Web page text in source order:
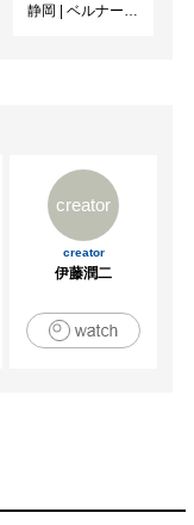
静岡 | ベルナール・ビュフェ美術館
creator
creator
伊藤潤二